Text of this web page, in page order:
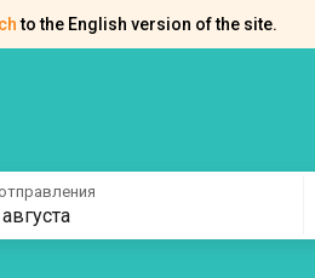
to the English version of the site.